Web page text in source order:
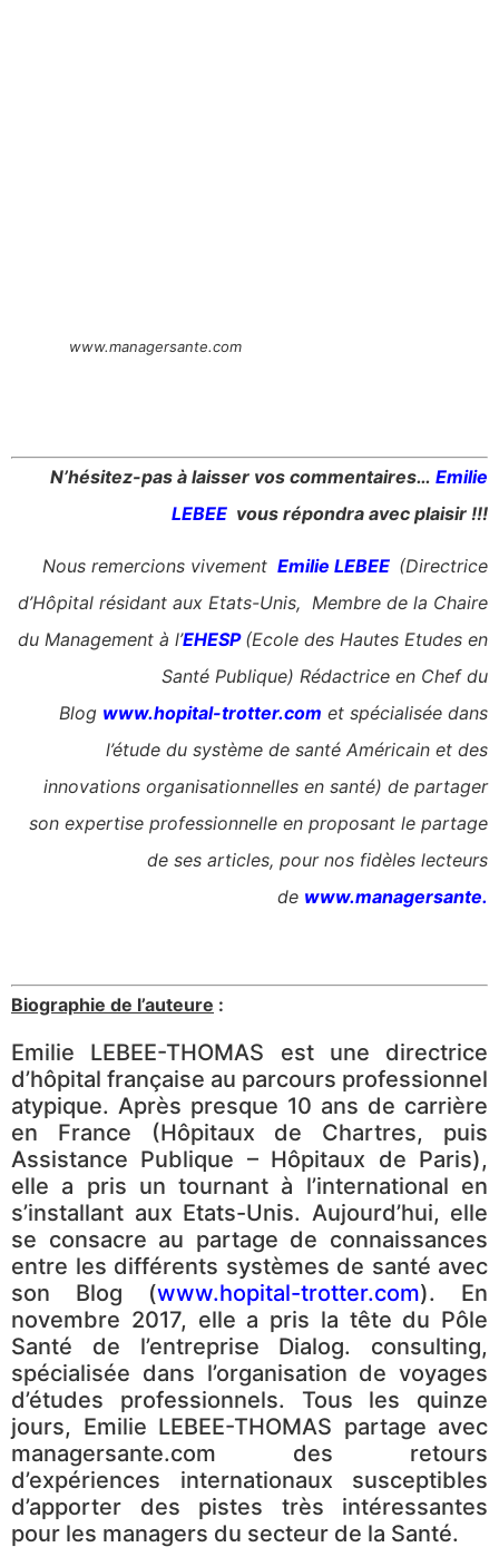
www.managersante.com
N’hésitez-pas à laisser vos commentaires… Emilie
LEBEE vous répondra avec plaisir !!!
Nous remercions vivement Emilie LEBEE (Directrice
d’Hôpital résidant aux Etats-Unis, Membre de la Chaire
du Management à l’EHESP (Ecole des Hautes Etudes en
Santé Publique) Rédactrice en Chef du
Blog www.hopital-trotter.com et spécialisée dans
l’étude du système de santé Américain et des
innovations organisationnelles en santé) de partager
son expertise professionnelle en proposant le partage
de ses articles, pour nos fidèles lecteurs
de www.managersante.
Biographie de l’auteure :
Emilie LEBEE-THOMAS est une directrice
d’hôpital française au parcours professionnel
atypique. Après presque 10 ans de carrière
en France (Hôpitaux de Chartres, puis
Assistance Publique – Hôpitaux de Paris),
elle a pris un tournant à l’international en
s’installant aux Etats-Unis. Aujourd’hui, elle
se consacre au partage de connaissances
entre les différents systèmes de santé avec
son Blog (www.hopital-trotter.com). En
novembre 2017, elle a pris la tête du Pôle
Santé de l’entreprise Dialog. consulting,
spécialisée dans l’organisation de voyages
d’études professionnels. Tous les quinze
jours, Emilie LEBEE-THOMAS partage avec
managersante.com des retours
d’expériences internationaux susceptibles
d’apporter des pistes très intéressantes
pour les managers du secteur de la Santé.